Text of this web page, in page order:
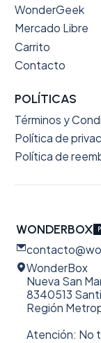
WonderGeek
Mercado Libre
Carrito
Contacto
POLÍTICAS
Términos y
Política de
Política de
WONDERBOX
WonderBox
Nueva San
8340513
Región
Atención: No